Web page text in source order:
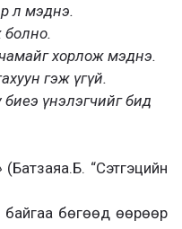
л мэднэ.
болно.
хорлож мэднэ.
гэж үгүй.
биеэ үнэлэгчийг бид
(Батзаяа.Б. “Сэтгэцийн
бөгөөд өөрөөр